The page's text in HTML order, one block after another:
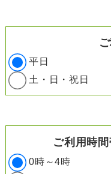
平日
土・日・祝日
ご利用時
0時～4時